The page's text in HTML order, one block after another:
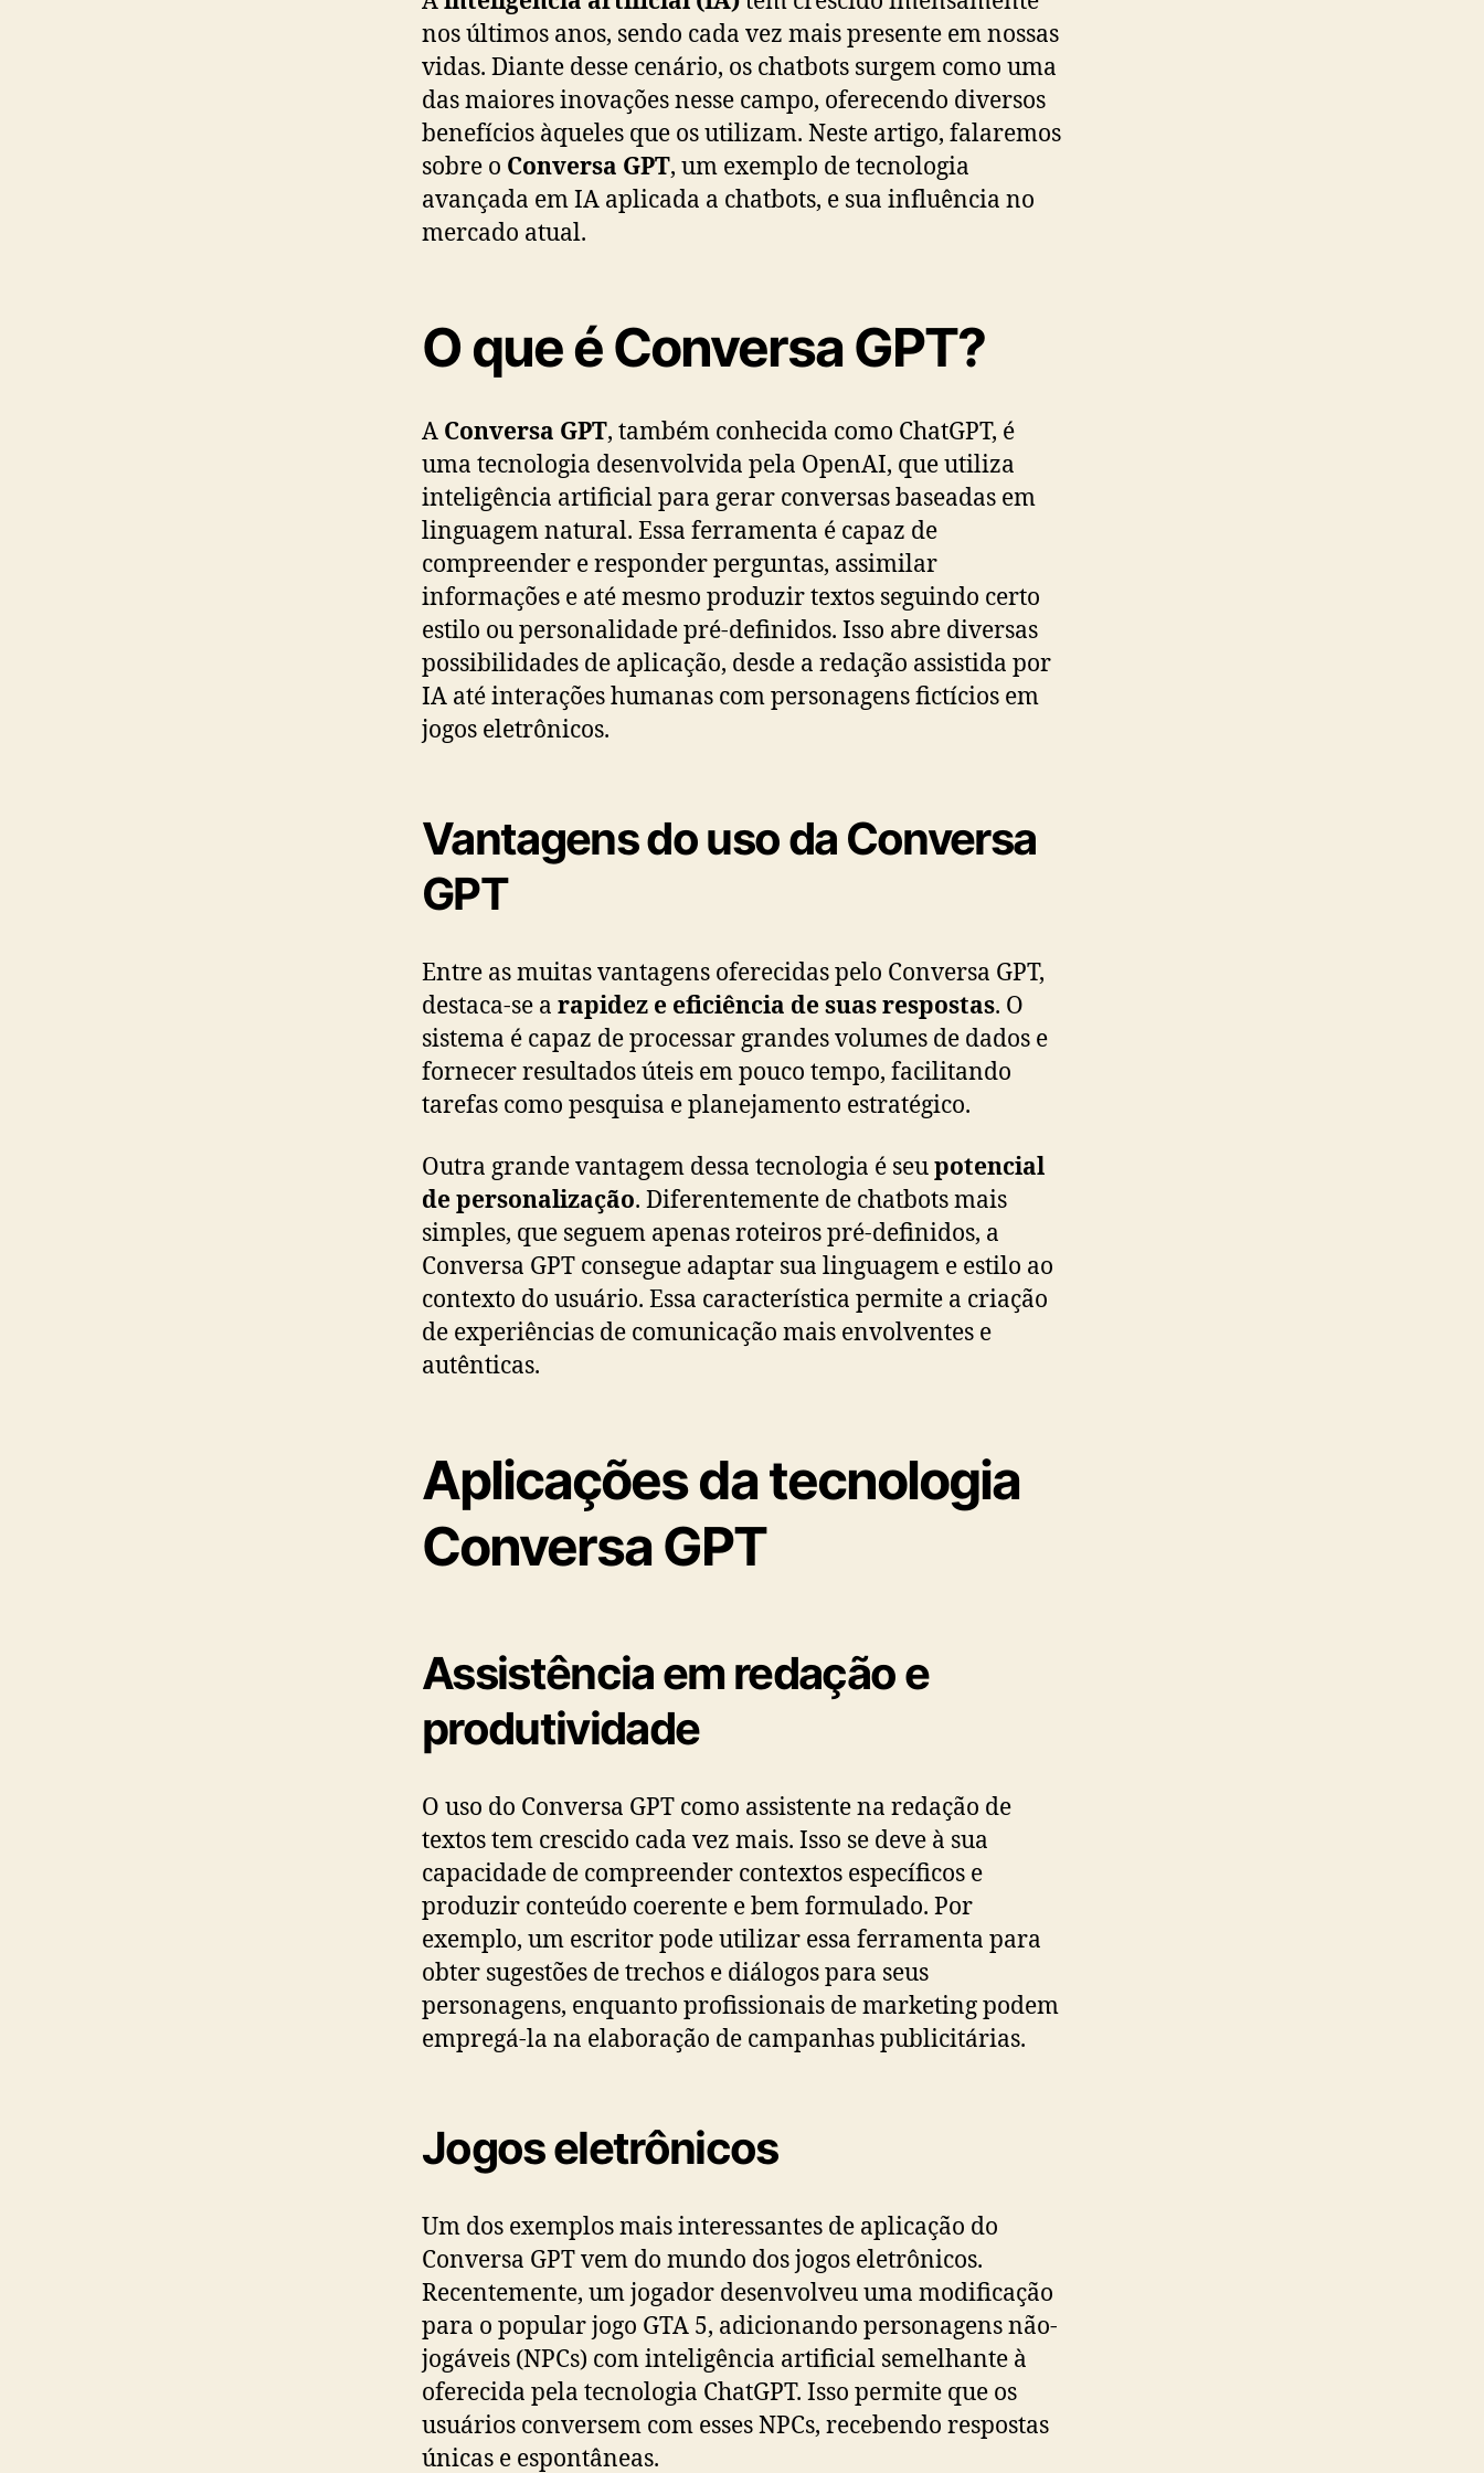
nos últimos anos, sendo cada vez mais presente em nossas
vidas. Diante desse cenário, os chatbots surgem como uma
das maiores inovações nesse campo, oferecendo diversos
benefícios àqueles que os utilizam. Neste artigo, falaremos
sobre o Conversa GPT, um exemplo de tecnologia
avançada em IA aplicada a chatbots, e sua influência no
mercado atual.
O que é Conversa GPT?
A Conversa GPT, também conhecida como ChatGPT, é
uma tecnologia desenvolvida pela OpenAI, que utiliza
inteligência artificial para gerar conversas baseadas em
linguagem natural. Essa ferramenta é capaz de
compreender e responder perguntas, assimilar
informações e até mesmo produzir textos seguindo certo
estilo ou personalidade pré-definidos. Isso abre diversas
possibilidades de aplicação, desde a redação assistida por
IA até interações humanas com personagens fictícios em
jogos eletrônicos.
Vantagens do uso da Conversa
GPT
Entre as muitas vantagens oferecidas pelo Conversa GPT,
destaca-se a rapidez e eficiência de suas respostas. O
sistema é capaz de processar grandes volumes de dados e
fornecer resultados úteis em pouco tempo, facilitando
tarefas como pesquisa e planejamento estratégico.
Outra grande vantagem dessa tecnologia é seupotencial
de personalização. Diferentemente de chatbots mais
simples, que seguem apenas roteiros pré-definidos, a
Conversa GPT consegue adaptar sua linguagem e estilo ao
contexto do usuário. Essa característica permite a criação
de experiências de comunicação mais envolventes e
autênticas.
Aplicações da tecnologia
Conversa GPT
Assistência em redação e
produtividade
O uso do Conversa GPT como assistente na redação de
textos tem crescido cada vez mais. Isso se deve à sua
capacidade de compreender contextos específicos e
produzir conteúdo coerente e bem formulado. Por
exemplo, um escritor pode utilizar essa ferramenta para
obter sugestões de trechos e diálogos para seus
personagens, enquanto profissionais de marketing podem
empregá-la na elaboração de campanhas publicitárias.
Jogos eletrônicos
Um dos exemplos mais interessantes de aplicação do
Conversa GPT vem do mundo dos jogos eletrônicos.
Recentemente, um jogador desenvolveu uma modificação
para o popular jogo GTA 5, adicionando personagens não-
jogáveis (NPCs) com inteligência artificial semelhante à
oferecida pela tecnologia ChatGPT. Isso permite que os
usuários conversem com esses NPCs, recebendo respostas
únicas e espontâneas.